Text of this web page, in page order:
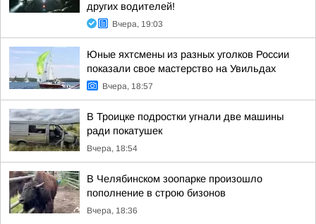
других водителей!
Вчера, 19:03
Юные яхтсмены из разных уголков России
показали свое мастерство на Увильдах
Вчера, 18:57
В Троицке подростки угнали две машины
ради покатушек
Вчера, 18:54
В Челябинском зоопарке произошло
пополнение в строю бизонов
Вчера, 18:36